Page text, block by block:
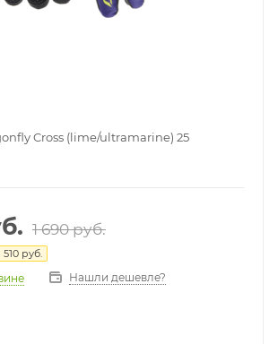
Cross (lime/ultramarine) 25
1 690руб.
510 руб.
Нашли дешевле?